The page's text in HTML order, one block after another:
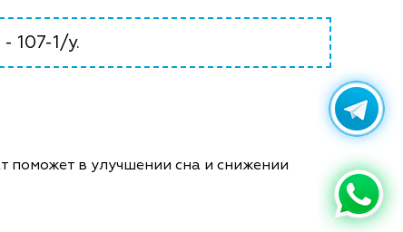
107-1/у.
поможет в улучшении сна и снижении